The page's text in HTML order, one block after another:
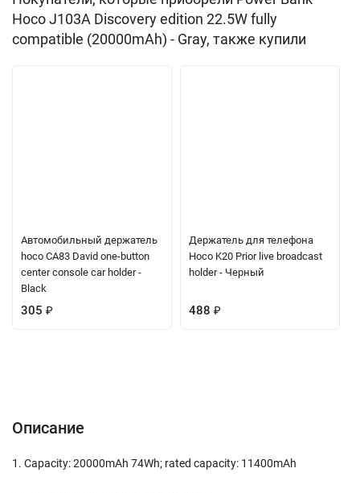
Hoco J103A Discovery edition 22.5W fully
compatible (20000mAh) - Gray, также купили
Автомобильный держатель
hoco CA83 David one-button
center console car holder -
Black
305 ₽
Держатель для телефона
Hoco K20 Prior live broadcast
holder - Черный
488 ₽
Описание
1. Capacity: 20000mAh 74Wh; rated capacity: 11400mAh